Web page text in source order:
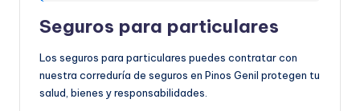
Seguros para particulares
Los seguros para particulares puedes contratar con
nuestra correduría de seguros en Pinos Genil protegen tu
salud, bienes y responsabilidades.